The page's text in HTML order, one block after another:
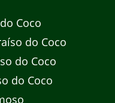
Coco
do Coco
do Coco
do Coco